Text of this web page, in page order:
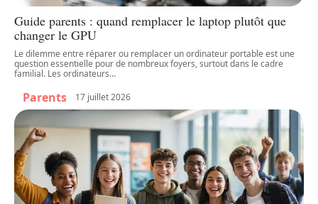
Guide parents : quand remplacer le laptop plutôt que
changer le GPU
Le dilemme entre réparer ou remplacer un ordinateur portable est une
question essentielle pour de nombreux foyers, surtout dans le cadre
familial. Les ordinateurs…
Parents 17 juillet 2026